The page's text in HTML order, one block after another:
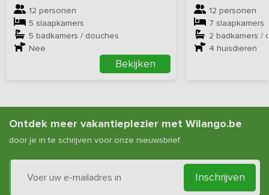
12 personen
5 slaapkamers
5 badkamers / douches
Nee
Bekijken
12 personen
7 slaapkamers
2 badkamers /
4 huisdieren
Ontdek meer vakantieplezier met Wilango.be
door je in te schrijven voor onze nieuwsbrief.
Inschrijven